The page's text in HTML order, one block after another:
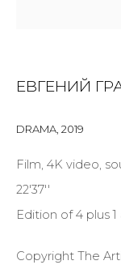
SIGNUP
ЕВГЕНИЙ
DRAMA 2019
Film, 4K video,
22'37''
Edition of 4 plus
Copyright The